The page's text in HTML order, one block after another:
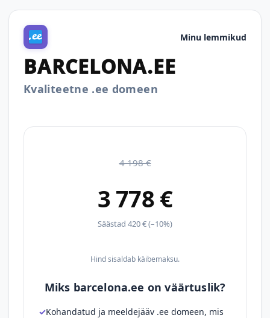
Minu lemmikud
BARCELONA.EE
Kvaliteetne .ee domeen
4 198 €
3 778 €
Säästad 420 € (–10%)
Hind sisaldab käibemaksu.
Miks barcelona.ee on väärtuslik?
Kohandatud ja meeldejääv .ee domeen, mis